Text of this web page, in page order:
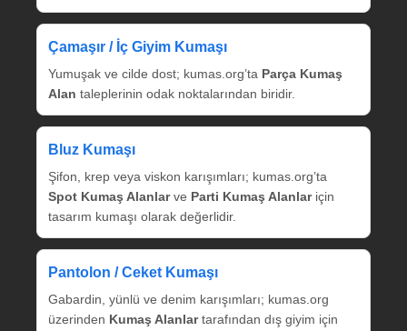
Çamaşır / İç Giyim Kumaşı
Yumuşak ve cilde dost; kumas.org’ta Parça Kumaş
Alan taleplerinin odak noktalarından biridir.
Bluz Kumaşı
Şifon, krep veya viskon karışımları; kumas.org’ta
Spot Kumaş Alanlarve Parti Kumaş Alanlariçin
tasarım kumaşı olarak değerlidir.
Pantolon / Ceket Kumaşı
Gabardin, yünlü ve denim karışımları; kumas.org
üzerinden Kumaş Alanlartarafından dış giyim için